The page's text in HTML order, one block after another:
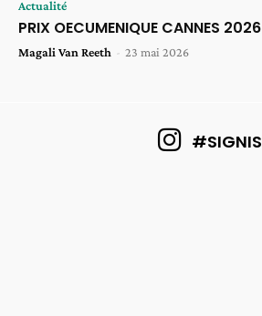
Actualité
PRIX OECUMENIQUE CANNES 2026
Magali Van Reeth - 23 mai 2026
#SIGNIS